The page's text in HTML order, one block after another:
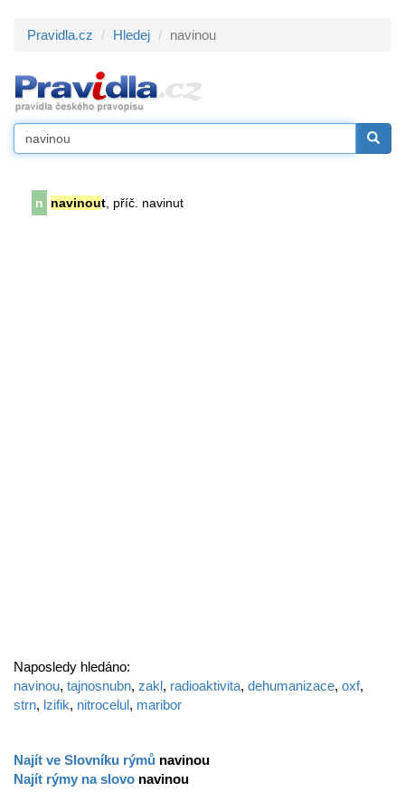
Pravidla.cz Hledej navinou
n navinout , příč. navinut
Naposledy hledáno:
navinou, tajnosnubn, zakl, radioaktivita, dehumanizace, oxf,
strn, lzifik, nitrocelul, maribor
Najít ve Slovníku rýmů navinou
Najít rýmy na slovo navinou